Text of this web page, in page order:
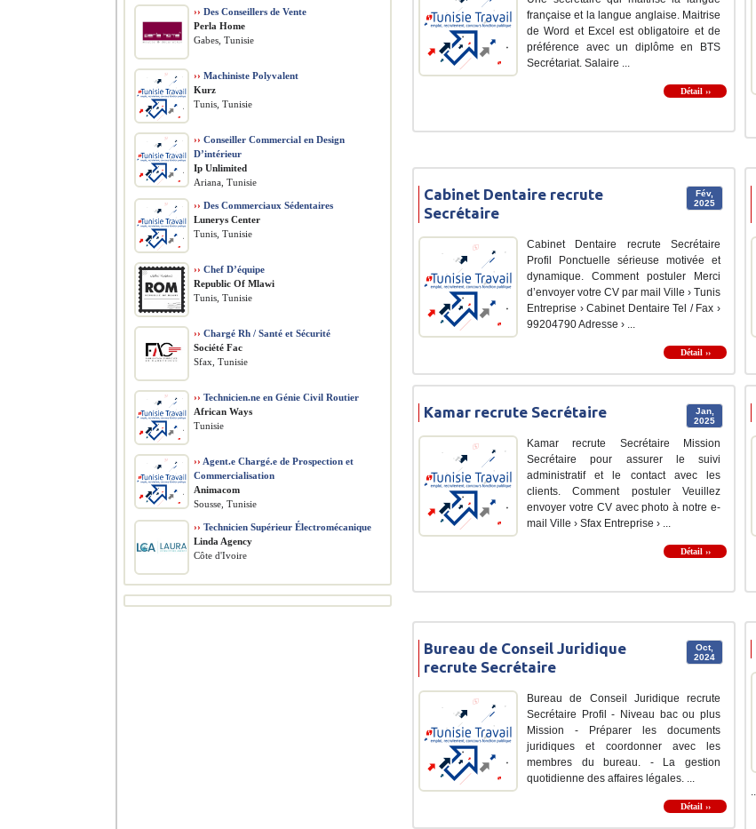
française et la langue anglaise. Maitrise
de Word et Excel est obligatoire et de
préférence avec un diplôme en BTS
Secrétariat. Salaire ...
Détail ››
Fév,
2025
Cabinet Dentaire recrute
Secrétaire
Cabinet Dentaire recrute Secrétaire
Profil Ponctuelle sérieuse motivée et
dynamique. Comment postuler Merci
d’envoyer votre CV par mail Ville › Tunis
Entreprise › Cabinet Dentaire Tel / Fax ›
99204790 Adresse › ...
Détail ››
Jan,
2025
Kamar recrute Secrétaire
Kamar recrute Secrétaire Mission
Secrétaire pour assurer le suivi
administratif et le contact avec les
clients. Comment postuler Veuillez
envoyer votre CV avec photo à notre e-
mail Ville › Sfax Entreprise › ...
Détail ››
Oct,
2024
Bureau de Conseil Juridique
recrute Secrétaire
Bureau de Conseil Juridique recrute
Secrétaire Profil - Niveau bac ou plus
Mission - Préparer les documents
juridiques et coordonner avec les
membres du bureau. - La gestion
quotidienne des affaires légales. ...
Détail ››
›› Des Conseillers de Vente
Perla Home
Gabes, Tunisie
›› Machiniste Polyvalent
Kurz
Tunis, Tunisie
›› Conseiller Commercial en Design
D’intérieur
Ip Unlimited
Ariana, Tunisie
›› Des Commerciaux Sédentaires
Lunerys Center
Tunis, Tunisie
›› Chef D’équipe
Republic Of Mlawi
Tunis, Tunisie
›› Chargé Rh / Santé et Sécurité
Société Fac
Sfax, Tunisie
›› Technicien.ne en Génie Civil Routier
African Ways
Tunisie
›› Agent.e Chargé.e de Prospection et
Commercialisation
Animacom
Sousse, Tunisie
›› Technicien Supérieur Électromécanique
Linda Agency
Côte d'Ivoire